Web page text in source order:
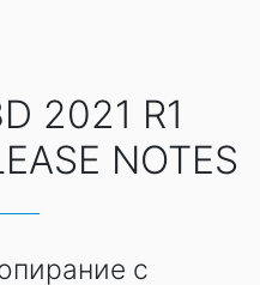
2021 R1
NOTES
с